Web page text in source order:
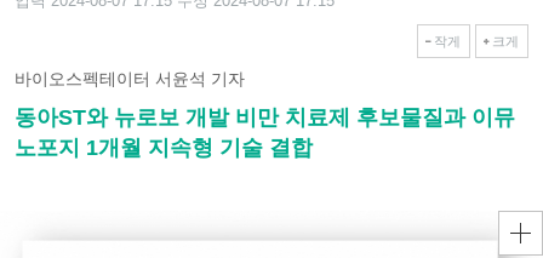
작게 크게
바이오스펙테이터 서윤석 기자
동아ST와 뉴로보 개발 비만 치료제 후보물질과 이뮤
노포지 1개월 지속형 기술 결합